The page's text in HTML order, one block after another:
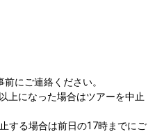
にご連絡ください。
上になった場合はツアーを中止
する場合は前日の17時までにご